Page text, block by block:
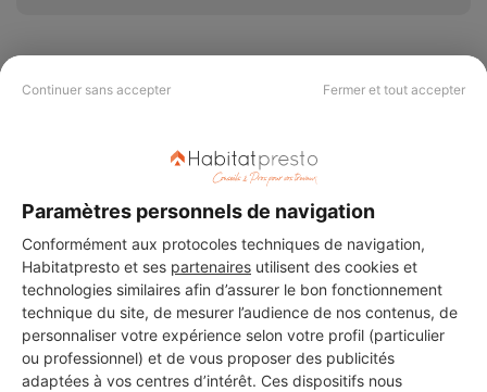
Continuer sans accepter Fermer et tout accepter
Paramètres personnels de navigation
Conformément aux protocoles techniques de navigation,
Habitatpresto et ses partenaires utilisent des cookies et
technologies similaires afin d’assurer le bon fonctionnement
technique du site, de mesurer l’audience de nos contenus, de
personnaliser votre expérience selon votre profil (particulier
ou professionnel) et de vous proposer des publicités
adaptées à vos centres d’intérêt. Ces dispositifs nous
PAS LE TEMPS DE
CHERCHER ?
Vous souhaitez réaliser des travaux et ne savez quel professionnel
choisir ? Demandez des devis travauxauprès de notre réseau de 5 000
professionnels partout en France.